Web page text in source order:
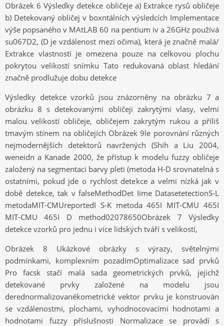
Obrázek 6 Výsledky detekce obličeje a) Extrakce rysů obličeje
b) Detekovaný obličej v boxntálních výsledcích Implementace
výše popsaného v MAtLAB 60 na pentium iv a 26GHz používá
su067D2, (D je vzdálenost mezi očima), která je značně malá/
Extrakce vlastností je omezena pouze na celkovou plochu
pokrytou velikostí snímku Tato redukovaná oblast hledání
značně prodlužuje dobu detekce
Výsledky detekce vzorků jsou znázorněny na obrázku 7 a
obrázku 8 s detekovanými obličeji zakrytými vlasy, velmi
malou velikostí obličeje, obličejem zakrytým rukou a příliš
tmavým stínem na obličejích Obrázek 9le porovnání různých
nejmodernějších detektorů navržených (Shih a Liu 2004,
weneidn a Kanade 2000, že přístup k modelu fuzzy obličeje
založený na segmentaci barvy pleti (metoda H-D srovnatelná s
ostatními, pokud jde o rychlost detekce a velmi nízká jak v
době detekce, tak v falseMethodDet Iime DatasetetectionS-L
metodaMIT-CMUreportedI S-K metoda 465I MIT-CMU 465I
MIT-CMU 465I D method02078650Obrázek 7 Výsledky
detekce vzorků pro jednu i více lidských tváří s velikostí,
Obrázek 8 Ukázkové obrázky s výrazy, světelnými
podmínkami, komplexním pozadímOptimalizace sad prvků
Pro facsk stačí malá sada geometrických prvků, jejichž
detekované prvky založené na modelu jsou
derednormalizovanékometrické vektor prvku je konstruován
se vzdálenostmi, plochami, vyhodnocovacími hodnotami a
hodnotami fuzzy příslušnosti Normalizace se provádí s